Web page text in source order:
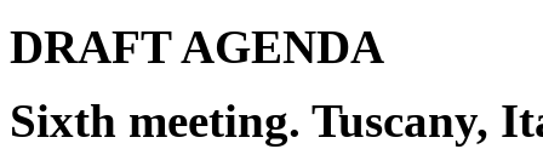
DRAFT AGENDA
Sixth meeting. Tuscany,